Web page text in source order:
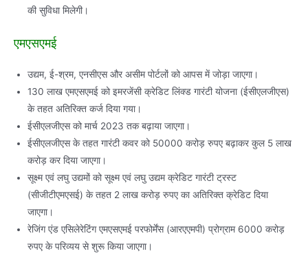
की सुविधा मिलेगी।
एमएसएमई
उद्यम, ई-श्रम, एनसीएस और असीम पोर्टलों को आपस में जोड़ा जाएगा।
130 लाख एमएसएमई को इमरजेंसी क्रेडिट लिंक्ड गारंटी योजना (ईसीएलजीएस)
के तहत अतिरिक्त कर्ज दिया गया।
ईसीएलजीएस को मार्च 2023 तक बढ़ाया जाएगा।
ईसीएलजीएस के तहत गारंटी कवर को 50000 करोड़ रुपए बढ़ाकर कुल 5 लाख
करोड़ कर दिया जाएगा।
सूक्ष्म एवं लघु उद्यमों को सूक्ष्म एवं लघु उद्यम क्रेडिट गारंटी ट्रस्ट
(सीजीटीएमएसई) के तहत 2 लाख करोड़ रुपए का अतिरिक्त क्रेडिट दिया
जाएगा।
रेजिंग एंड एसिलेरेटिंग एमएसएमई परफोर्मेंस (आरएएमपी) प्रोग्राम 6000 करोड़
रुपए के परिव्यय से शुरू किया जाएगा।